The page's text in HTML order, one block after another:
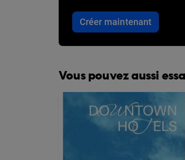
Créer maintenant
Vous pouvez aussi